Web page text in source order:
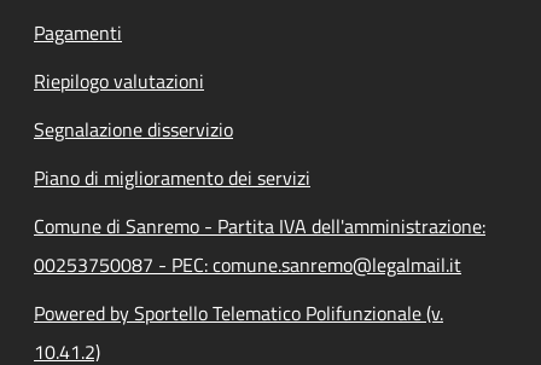
Pagamenti
Riepilogo valutazioni
Segnalazione disservizio
Piano di miglioramento dei servizi
Comune di Sanremo - Partita IVA dell'amministrazione:
00253750087 - PEC: comune.sanremo@legalmail.it
Powered by Sportello Telematico Polifunzionale (v.
10.41.2)